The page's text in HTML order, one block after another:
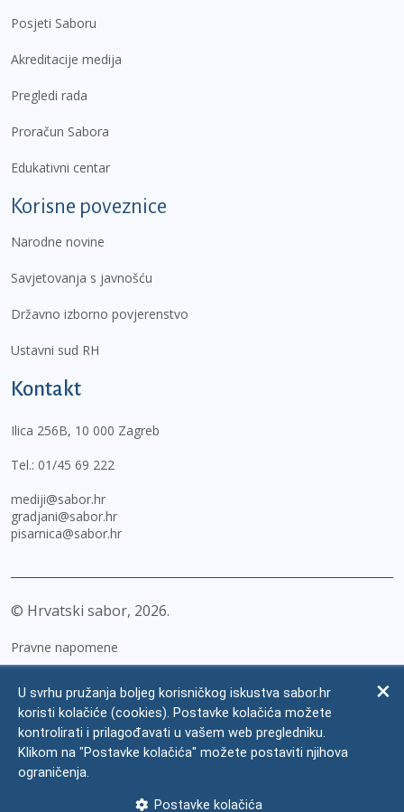
Posjeti Saboru
Akreditacije medija
Pregledi rada
Proračun Sabora
Edukativni centar
Korisne poveznice
Narodne novine
Savjetovanja s javnošću
Državno izborno povjerenstvo
Ustavni sud RH
Kontakt
Ilica 256B, 10 000 Zagreb
Tel.: 01/45 69 222
mediji@sabor.hr
gradjani@sabor.hr
pisarnica@sabor.hr
© Hrvatski sabor, 2026
Pravne napomene
Zaštita osobnih podataka
Impressum
Česta pitanja
U svrhu pružanja boljeg korisničkog iskustva sabor.hr
koristi kolačiće (cookies). Postavke kolačića možete
kontrolirati i prilagođavati u vašem web pregledniku.
Klikom na "Postavke kolačića" možete postaviti njihova
ograničenja.
Postavke kolačića